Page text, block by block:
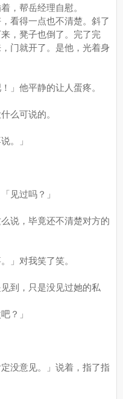
，帮岳经理自慰。
得一点也不清楚。斜了
，凳子也倒了。完了完
门就开了。是他，光着身
他平静的让人蛋疼。
么可说的。
。」
见过吗？」
说，毕竟还不清楚对方的
对我笑了笑。
到，只是没见过她的私
？」
没意见。」说着，指了指